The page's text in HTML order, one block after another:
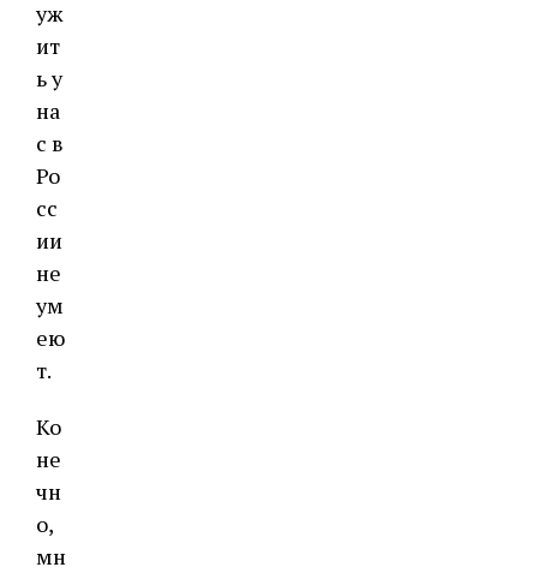
уж
ит
ь у
на
с в
Ро
сс
ии
не
ум
ею
т.
Ко
не
чн
о,
мн